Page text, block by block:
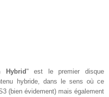
Hybrid" est le premier disque
hybride, dans le sens où ce
(bien évidement) mais également